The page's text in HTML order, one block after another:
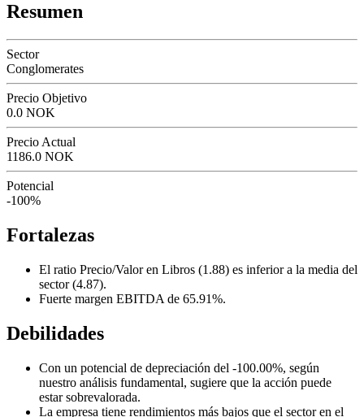
Resumen
Sector
Conglomerates
Precio Objetivo
0.0 NOK
Precio Actual
1186.0 NOK
Potencial
-100%
Fortalezas
El ratio Precio/Valor en Libros (1.88) es inferior a la media del
sector (4.87).
Fuerte margen EBITDA de 65.91%.
Debilidades
Con un potencial de depreciación del -100.00%, según
nuestro análisis fundamental, sugiere que la acción puede
estar sobrevalorada.
La empresa tiene rendimientos más bajos que el sector en el